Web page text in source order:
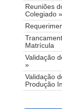
Reuniões
Colegiado »
Matrícula
Validação
»
Validação
Produção